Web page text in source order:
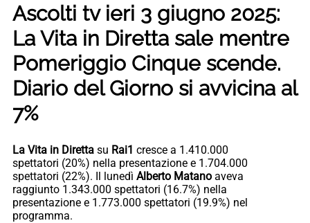
Ascolti tv ieri 3 giugno 2025:
La Vita in Diretta sale mentre
Pomeriggio Cinque scende.
Diario del Giorno si avvicina al
7%
La Vita in Diretta su Rai1 cresce a 1.410.000
spettatori (20%) nella presentazione e 1.704.000
spettatori (22%). Il lunedì Alberto Matano aveva
raggiunto 1.343.000 spettatori (16.7%) nella
presentazione e 1.773.000 spettatori (19.9%) nel
programma.